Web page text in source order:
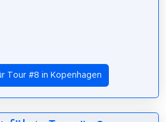
Tour #8 in Kopenhagen